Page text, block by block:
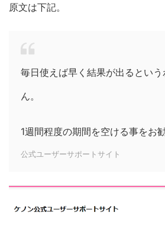
原文は下記。
毎日使えば早く結果が出るとい
ん。
1週間程度の期間を空ける事をお
公式ユーザーサポートサイト